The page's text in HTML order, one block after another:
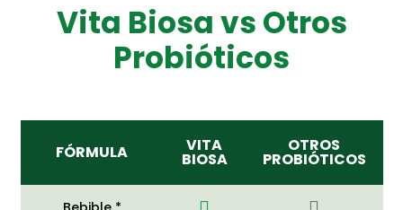
Vita Biosa vs Otros
Probióticos
FÓRMULA VITA
BIOSA
OTROS
PROBIÓTICOS